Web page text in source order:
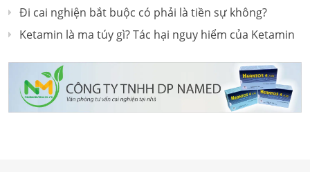
Đi cai nghiện bắt buộc có phải là tiền sự không?
Ketamin là ma túy gì? Tác hại nguy hiểm của Ketamin